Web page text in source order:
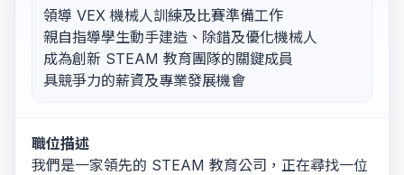
領導 VEX 機械人訓練及比賽準備工作
親自指導學生動手建造、除錯及優化機械人
成為創新 STEAM 教育團隊的關鍵成員
具競爭力的薪資及專業發展機會
職位描述
我們是一家領先的 STEAM 教育公司，正在尋找一位